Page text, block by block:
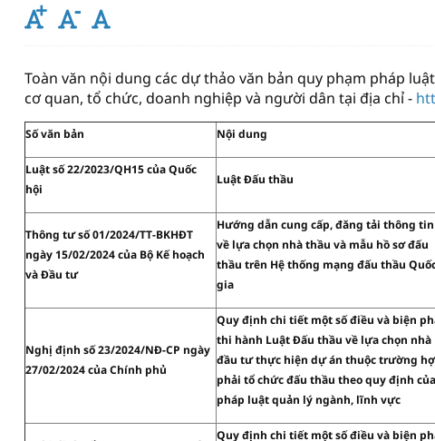
Toàn văn nội dung các dự thảo văn bản quy phạm pháp
cơ quan, tổ chức, doanh nghiệp và người dân tại địa chỉ -
Số văn bản Nội dung
Luật số 22/2023/QH15 của Quốc
hội
Luật Đấu thầu
Thông tư số 01/2024/TT-BKHĐT
ngày 15/02/2024 của Bộ Kế hoạch
và Đầu tư
Hướng dẫn cung cấp, đăng tải thông tin
về lựa chọn nhà thầu và mẫu hồ sơ đấu
thầu trên Hệ thống mạng đấu thầu
gia
Nghị định số 23/2024/NĐ-CP ngày
27/02/2024 của Chính phủ
Quy định chi tiết một số điều và biện
thi hành Luật Đấu thầu về lựa chọn nhà
đầu tư thực hiện dự án thuộc trường
phải tổ chức đấu thầu theo quy định của
pháp luật quản lý ngành, lĩnh vực
Quy định chi tiết một số điều và biện